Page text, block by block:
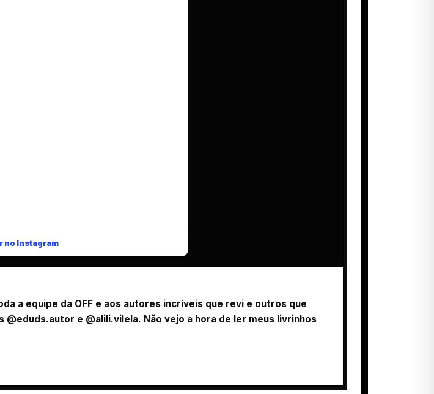
no Instagram
a equipe da OFF e aos autores incríveis que revi e outros que
e @alili.vilela. Não vejo a hora de ler meus livrinhos